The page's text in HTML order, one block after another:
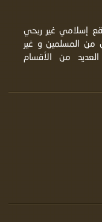
إسلامي غير ربحي
من المسلمين و غير
من الأقسام